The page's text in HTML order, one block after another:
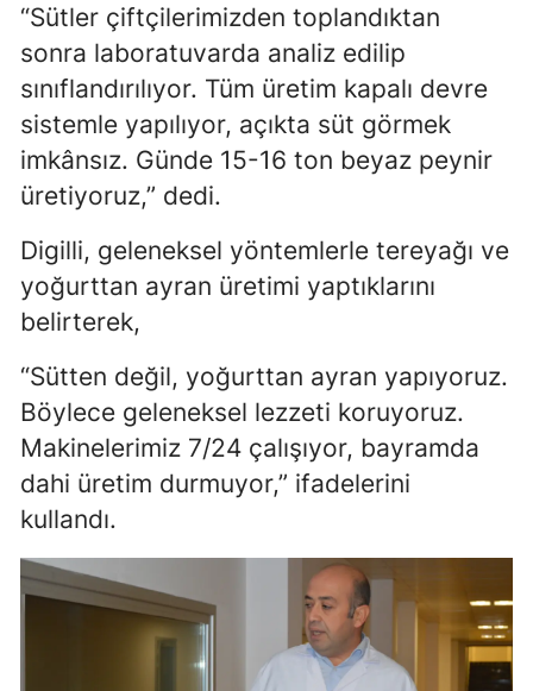
“Sütler çiftçilerimizden toplandıktan
sonra laboratuvarda analiz edilip
sınıflandırılıyor. Tüm üretim kapalı devre
sistemle yapılıyor, açıkta süt görmek
imkânsız. Günde 15-16 ton beyaz peynir
üretiyoruz,” dedi.
Digilli, geleneksel yöntemlerle tereyağı ve
yoğurttan ayran üretimi yaptıklarını
belirterek,
“Sütten değil, yoğurttan ayran yapıyoruz.
Böylece geleneksel lezzeti koruyoruz.
Makinelerimiz 7/24 çalışıyor, bayramda
dahi üretim durmuyor,” ifadelerini
kullandı.